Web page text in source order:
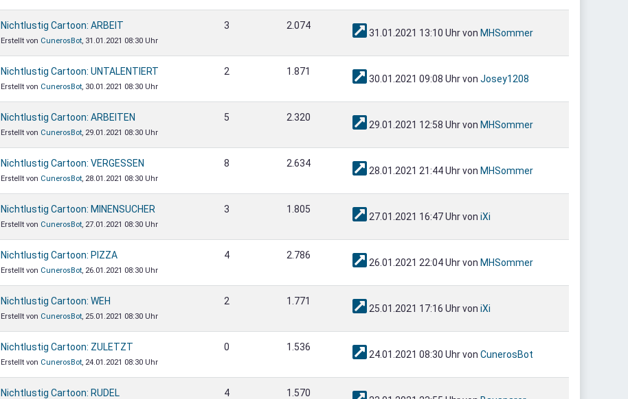
Nichtlustig Cartoon: ARBEIT
Erstellt von CunerosBot, 31.01.2021 08:30 Uhr
3 2.074
31.01.2021 13:10 Uhr von MHSommer
Nichtlustig Cartoon: UNTALENTIERT
Erstellt von CunerosBot, 30.01.2021 08:30 Uhr
2 1.871
30.01.2021 09:08 Uhr von Josey1208
Nichtlustig Cartoon: ARBEITEN
Erstellt von CunerosBot, 29.01.2021 08:30 Uhr
5 2.320
29.01.2021 12:58 Uhr von MHSommer
Nichtlustig Cartoon: VERGESSEN
Erstellt von CunerosBot, 28.01.2021 08:30 Uhr
8 2.634
28.01.2021 21:44 Uhr von MHSommer
Nichtlustig Cartoon: MINENSUCHER
Erstellt von CunerosBot, 27.01.2021 08:30 Uhr
3 1.805
27.01.2021 16:47 Uhr von iXi
Nichtlustig Cartoon: PIZZA
Erstellt von CunerosBot, 26.01.2021 08:30 Uhr
4 2.786
26.01.2021 22:04 Uhr von MHSommer
Nichtlustig Cartoon: WEH
Erstellt von CunerosBot, 25.01.2021 08:30 Uhr
2 1.771
25.01.2021 17:16 Uhr von iXi
Nichtlustig Cartoon: ZULETZT
Erstellt von CunerosBot, 24.01.2021 08:30 Uhr
0 1.536
24.01.2021 08:30 Uhr von CunerosBot
Nichtlustig Cartoon: RUDEL 4 1.570